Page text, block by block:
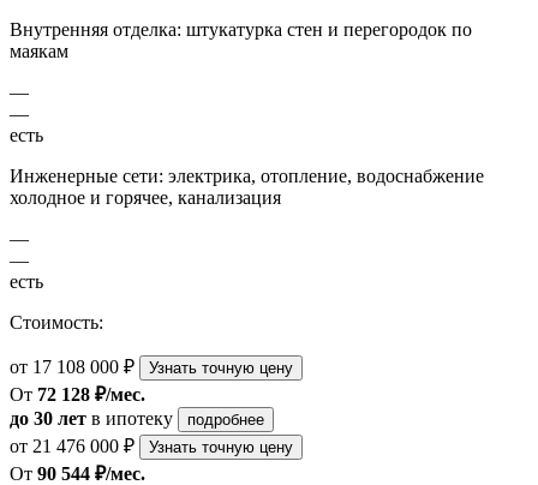
Внутренняя отделка: штукатурка стен и перегородок по
маякам
—
—
есть
Инженерные сети: электрика, отопление, водоснабжение
холодное и горячее, канализация
—
—
есть
Стоимость:
от 17 108 000 ₽ Узнать точную цену
От 72 128 ₽/мес.
до 30 лет в ипотеку подробнее
от 21 476 000 ₽ Узнать точную цену
От 90 544 ₽/мес.